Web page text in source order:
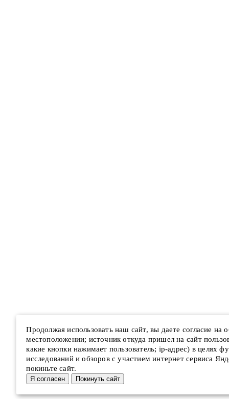
Продолжая использовать наш сайт, вы даете согласие на
местоположении; источник откуда пришел на сайт
какие кнопки нажимает пользователь; ip-адрес) в целях
исследований и обзоров с участием интернет сервиса
покиньте сайт.
Я согласен Покинуть сайт